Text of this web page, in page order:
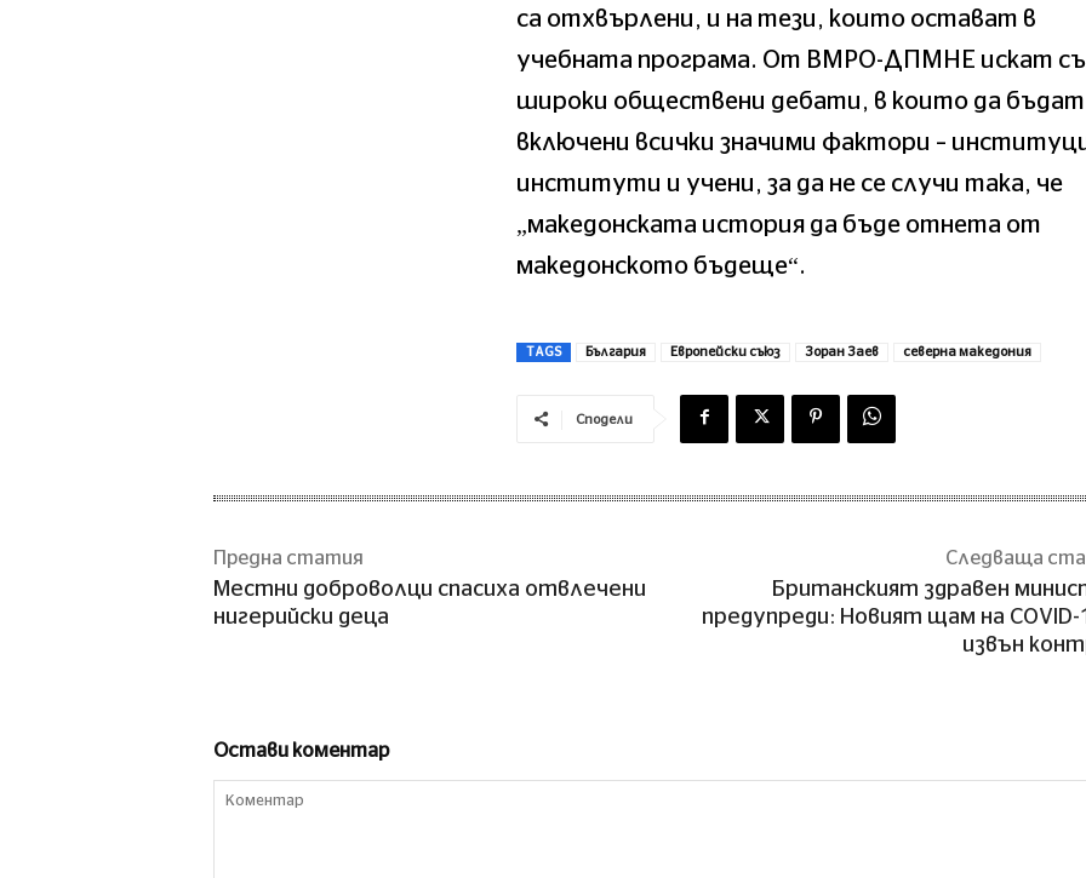
са отхвърлени, и на тези, които остават в
учебната програма. От ВМРО-ДПМНЕ искат
широки обществени дебати, в които да бъдат
включени всички значими фактори –
институти и учени, за да не се случи така, че
„македонската история да бъде отнета от
македонското бъдеще“.
TAGS България Европейски съюз Зоран Заев северна македония
Сподели
Предна статия
Местни доброволци спасиха отвлечени
нигерийски деца
Следваща
Британският здравен
предупреди: Новият щам на COVID-
извън
Остави коментар